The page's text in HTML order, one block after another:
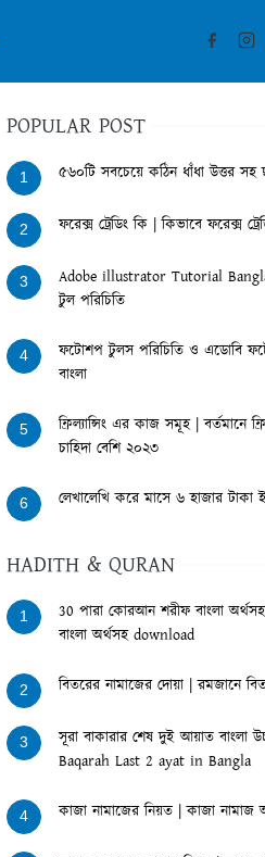
POPULAR POST
1 ৫৬০টি সবচেয়ে কঠিন ধাঁধা উত্তর সহ
2 ফরেক্স ট্রেডিং কি | কিভাবে ফরেক্স
3
Adobe illustrator Tutorial Bangla
টুল পরিচিতি
4
ফটোশপ টুলস পরিচিতি ও এডোবি
বাংলা
5
ফ্রিল্যান্সিং এর কাজ সমূহ | বর্তমানে
চাহিদা বেশি ২০২৩
6 লেখালেখি করে মাসে ৬ হাজার
HADITH & QURAN
1
30 পারা কোরআন শরীফ বাংলা
বাংলা অর্থসহ download
2 বিতরের নামাজের দোয়া | রমজানে
3
সূরা বাকারার শেষ দুই আয়াত বাংলা
Baqarah Last 2 ayat in Bangla
4 কাজা নামাজের নিয়ত | কাজা নামাজ